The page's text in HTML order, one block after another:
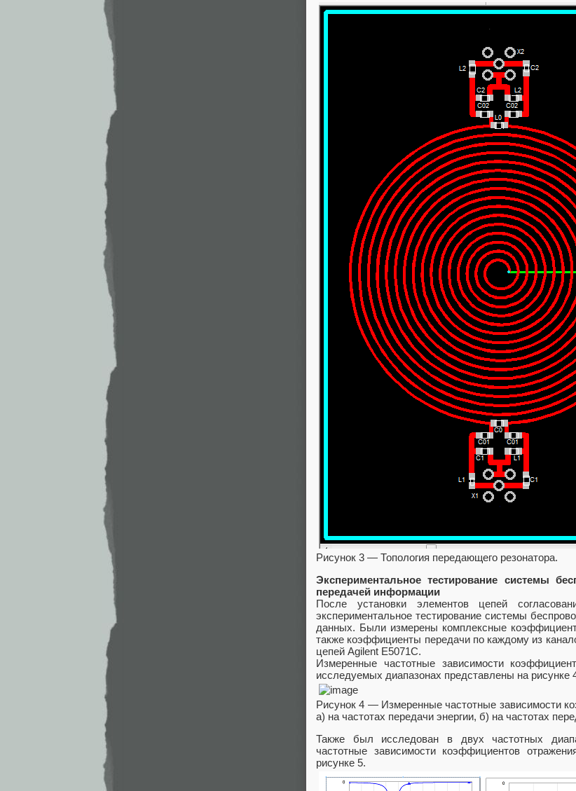
Рисунок 3 — Топология передающего резонатора.
Экспериментальное тестирование системы
передачей информации
После установки элементов цепей
экспериментальное тестирование системы
данных. Были измерены комплексные
также коэффициенты передачи по каждому из
цепей Agilent E5071C.
Измеренные частотные зависимости
исследуемых диапазонах представлены на рисунке
Рисунок 4 — Измеренные частотные зависимости
а) на частотах передачи энергии, б) на частотах
Также был исследован в двух частотных
частотные зависимости коэффициентов
рисунке 5.